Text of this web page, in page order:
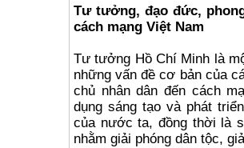
Tư tưởng, đạo đức,
cách mạng Việt Nam
Tư tưởng Hồ Chí Minh là
những vấn đề cơ bản của
chủ nhân dân đến cách
dụng sáng tạo và phát
của nước ta, đồng thời là
nhằm giải phóng dân tộc,